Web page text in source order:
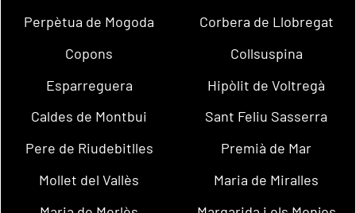
Perpètua de Mogoda
Corbera de Llobregat
Copons
Collsuspina
Esparreguera
Hipòlit de Voltregà
Caldes de Montbui
Sant Feliu Sasserra
Pere de Riudebitlles
Premià de Mar
Mollet del Vallès
Maria de Miralles